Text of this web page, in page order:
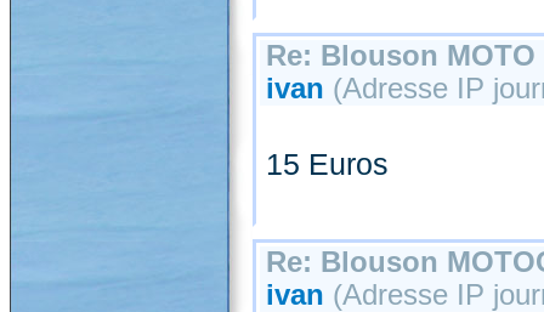
Re: Blouson MOTO
ivan (Adresse IP
15 Euros
Re: Blouson
ivan (Adresse IP